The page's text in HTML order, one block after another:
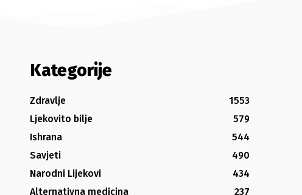
Kategorije
Zdravlje
1553
Ljekovito bilje
579
Ishrana
544
Savjeti
490
Narodni Lijekovi
434
Alternativna medicina
237